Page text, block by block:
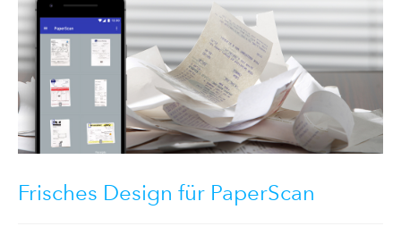
Frisches Design für PaperScan